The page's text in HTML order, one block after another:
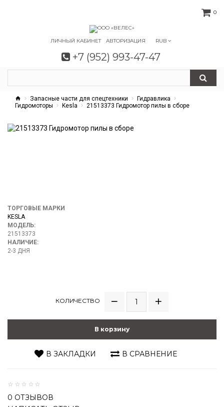
0
ЛИЧНЫЙ КАБИНЕТ АВТОРИЗАЦИЯ RUB
+7 (952) 993-47-47
Запасные части для спецтехники
Гидравлика
Гидромоторы
Kesla 21513373 Гидромотор пилы в сборе
ТОРГОВЫЕ МАРКИ
KESLA
МОДЕЛЬ:
21513373
НАЛИЧИЕ:
2-3 ДНЯ
КОЛИЧЕСТВО
В корзину
В ЗАКЛАДКИ В СРАВНЕНИЕ
0 ОТЗЫВОВ